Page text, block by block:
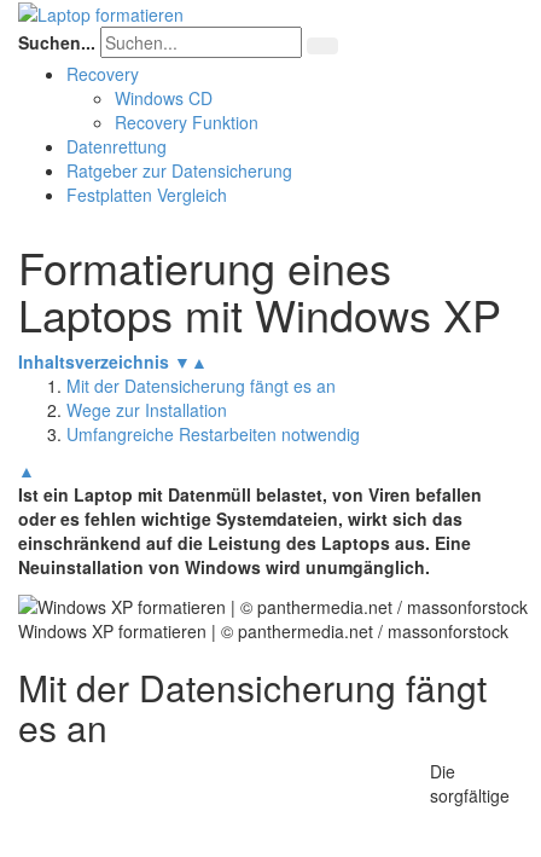
Suchen...
Recovery
Windows CD
Recovery Funktion
Datenrettung
Ratgeber zur Datensicherung
Festplatten Vergleich
Formatierung eines
Laptops mit Windows XP
Inhaltsverzeichnis ▼ ▲
Mit der Datensicherung fängt es an
Wege zur Installation
Umfangreiche Restarbeiten notwendig
▲
Ist ein Laptop mit Datenmüll belastet, von Viren befallen
oder es fehlen wichtige Systemdateien, wirkt sich das
einschränkend auf die Leistung des Laptops aus. Eine
Neuinstallation von Windows wird unumgänglich.
Windows XP formatieren | © panthermedia.net / massonforstock
Mit der Datensicherung fängt
es an
Die
sorgfältige